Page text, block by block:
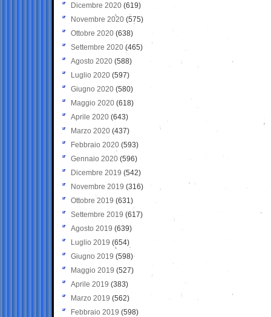
Dicembre 2020 (619)
Novembre 2020 (575)
Ottobre 2020 (638)
Settembre 2020(465)
Agosto 2020 (588)
Luglio 2020 (597)
Giugno 2020 (580)
Maggio 2020 (618)
Aprile 2020 (643)
Marzo 2020 (437)
Febbraio 2020 (593)
Gennaio 2020 (596)
Dicembre 2019 (542)
Novembre 2019 (316)
Ottobre 2019 (631)
Settembre 2019 (617)
Agosto 2019 (639)
Luglio 2019 (654)
Giugno 2019 (598)
Maggio 2019 (527)
Aprile 2019 (383)
Marzo 2019 (562)
Febbraio 2019 (598)